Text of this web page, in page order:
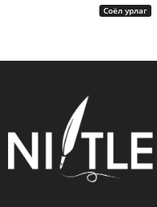
Соёл урлаг